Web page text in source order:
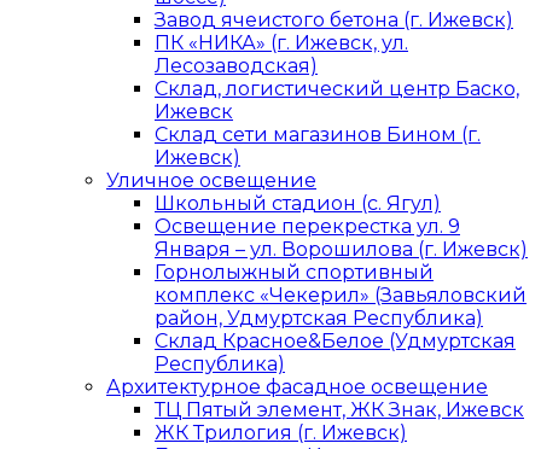
Завод ячеистого бетона (г. Ижевск)
ПК «НИКА» (г. Ижевск, ул.
Лесозаводская)
Склад, логистический центр Баско,
Ижевск
Склад сети магазинов Бином (г.
Ижевск)
Уличное освещение
Школьный стадион (с. Ягул)
Освещение перекрестка ул. 9
Января – ул. Ворошилова (г. Ижевск)
Горнолыжный спортивный
комплекс «Чекерил» (Завьяловский
район, Удмуртская Республика)
Склад Красное&Белое (Удмуртская
Республика)
Архитектурное фасадное освещение
ТЦ Пятый элемент, ЖК Знак, Ижевск
ЖК Трилогия (г. Ижевск)